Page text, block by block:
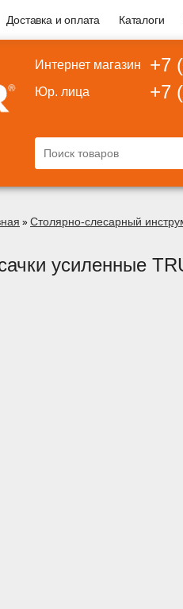
Доставка и оплата Каталоги
Интернет магазин +7
Юр. лица +7
» Столярно-слесарный
усиленные